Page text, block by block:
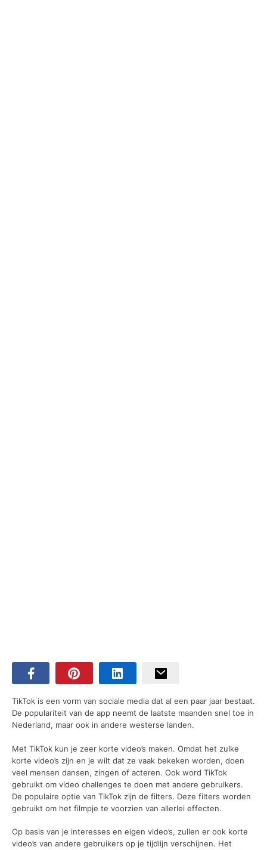
TikTok is een vorm van sociale media dat al een paar jaar bestaat.
De populariteit van de app neemt de laatste maanden snel toe in
Nederland, maar ook in andere westerse landen.
Met TikTok kun je zeer korte video’s maken. Omdat het zulke
korte video’s zijn en je wilt dat ze vaak bekeken worden, doen
veel mensen dansen, zingen of acteren. Ook word TikTok
gebruikt om video challenges te doen met andere gebruikers.
De populaire optie van TikTok zijn de filters. Deze filters worden
gebruikt om het filmpje te voorzien van allerlei effecten.
Op basis van je interesses en eigen video’s, zullen er ook korte
video’s van andere gebruikers op je tijdlijn verschijnen. Het